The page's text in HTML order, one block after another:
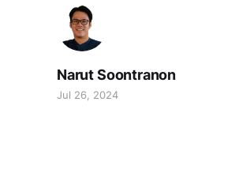
Narut Soontranon
Jul 26, 2024